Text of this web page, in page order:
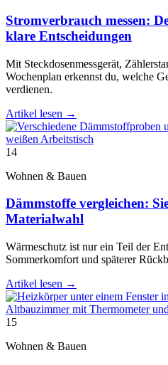
Stromverbrauch messen:
klare Entscheidungen
Mit Steckdosenmessgerät,
Wochenplan erkennst du, welche
verdienen.
Artikel lesen →
14
Wohnen & Bauen
Dämmstoffe vergleichen:
Materialwahl
Wärmeschutz ist nur ein Teil der
Sommerkomfort und späterer
Artikel lesen →
15
Wohnen & Bauen